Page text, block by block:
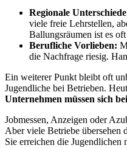
Regionale
viele freie Lehrstellen,
Ballungsräumen ist es
Berufliche Vorlieben:
die Nachfrage riesig.
Ein weiterer Punkt bleibt oft
Jugendliche bei Betrieben.
Unternehmen müssen sich
Jobmessen, Anzeigen oder
Aber viele Betriebe übersehen
Sie erreichen die